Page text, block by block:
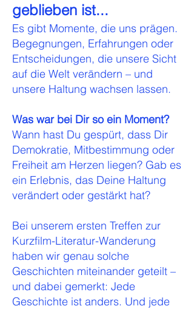
geblieben ist...
Es gibt Momente, die uns prägen.
Begegnungen, Erfahrungen oder
Entscheidungen, die unsere Sicht
auf die Welt verändern – und
unsere Haltung wachsen lassen.
Was war bei Dir so ein Moment?
Wann hast Du gespürt, dass Dir
Demokratie, Mitbestimmung oder
Freiheit am Herzen liegen? Gab es
ein Erlebnis, das Deine Haltung
verändert oder gestärkt hat?
Bei unserem ersten Treffen zur
Kurzfilm-Literatur-Wanderung
haben wir genau solche
Geschichten miteinander geteilt –
und dabei gemerkt: Jede
Geschichte ist anders. Und jede